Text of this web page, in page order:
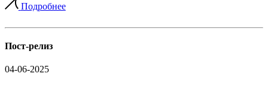
Подробнее
Пост-релиз
04-06-2025